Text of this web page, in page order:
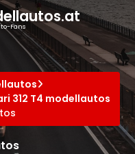
Fans
312 T4 modellautos